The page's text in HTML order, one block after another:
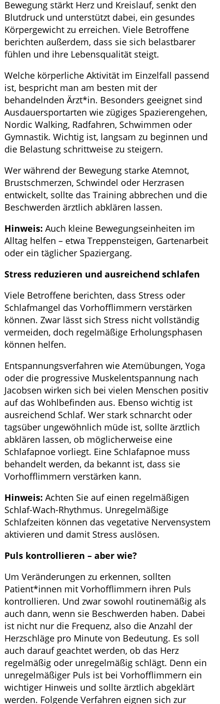
Bewegung stärkt Herz und Kreislauf, senkt den
Blutdruck und unterstützt dabei, ein gesundes
Körpergewicht zu erreichen. Viele Betroffene
berichten außerdem, dass sie sich belastbarer
fühlen und ihre Lebensqualität steigt.
Welche körperliche Aktivität im Einzelfall passend
ist, bespricht man am besten mit der
behandelnden Ärzt*in. Besonders geeignet sind
Ausdauersportarten wie zügiges Spazierengehen,
Nordic Walking, Radfahren, Schwimmen oder
Gymnastik. Wichtig ist, langsam zu beginnen und
die Belastung schrittweise zu steigern.
Wer während der Bewegung starke Atemnot,
Brustschmerzen, Schwindel oder Herzrasen
entwickelt, sollte das Training abbrechen und die
Beschwerden ärztlich abklären lassen.
Hinweis: Auch kleine Bewegungseinheiten im
Alltag helfen – etwa Treppensteigen, Gartenarbeit
oder ein täglicher Spaziergang.
Stress reduzieren und ausreichend schlafen
Viele Betroffene berichten, dass Stress oder
Schlafmangel das Vorhofflimmern verstärken
können. Zwar lässt sich Stress nicht vollständig
vermeiden, doch regelmäßige Erholungsphasen
können helfen.
Entspannungsverfahren wie Atemübungen, Yoga
oder die progressive Muskelentspannung nach
Jacobsen wirken sich bei vielen Menschen positiv
auf das Wohlbefinden aus. Ebenso wichtig ist
ausreichend Schlaf. Wer stark schnarcht oder
tagsüber ungewöhnlich müde ist, sollte ärztlich
abklären lassen, ob möglicherweise eine
Schlafapnoe vorliegt. Eine Schlafapnoe muss
behandelt werden, da bekannt ist, dass sie
Vorhofflimmern verstärken kann.
Hinweis: Achten Sie auf einen regelmäßigen
Schlaf-Wach-Rhythmus. Unregelmäßige
Schlafzeiten können das vegetative Nervensystem
aktivieren und damit Stress auslösen.
Puls kontrollieren – aber wie?
Um Veränderungen zu erkennen, sollten
Patient*innen mit Vorhofflimmern ihren Puls
kontrollieren. Und zwar sowohl routinemäßig als
auch dann, wenn sie Beschwerden haben. Dabei
ist nicht nur die Frequenz, also die Anzahl der
Herzschläge pro Minute von Bedeutung. Es soll
auch darauf geachtet werden, ob das Herz
regelmäßig oder unregelmäßig schlägt. Denn ein
unregelmäßiger Puls ist bei Vorhofflimmern ein
wichtiger Hinweis und sollte ärztlich abgeklärt
werden. Folgende Verfahren eignen sich zur